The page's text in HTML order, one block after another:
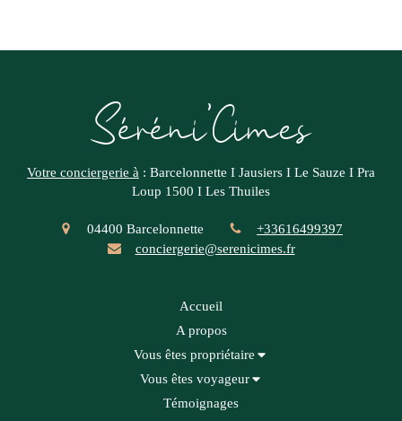
Séréni'Cimes
Votre conciergerie à : Barcelonnette I Jausiers I Le Sauze I Pra
Loup 1500 I Les Thuiles
04400 Barcelonnette
+33616499397
conciergerie@serenicimes.fr
Accueil
A propos
Vous êtes propriétaire
Vous êtes voyageur
Témoignages